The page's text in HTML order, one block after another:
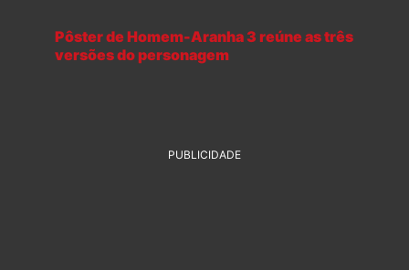
Pôster de Homem-Aranha 3 reúne as três
versões do personagem
PUBLICIDADE